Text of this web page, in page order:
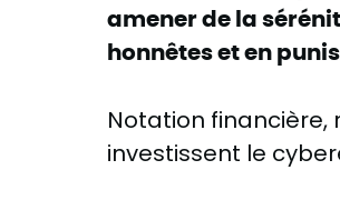
amener de la
honnêtes et en
Notation financière,
investissent le